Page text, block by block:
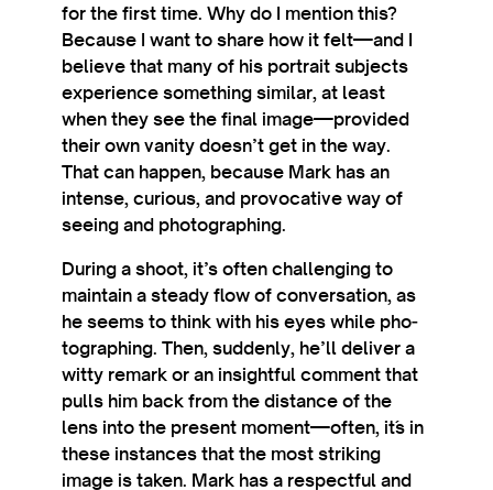
for the first time. Why do I men­tion this?
Because I want to share how it felt—and I
believe that many of his por­trait sub­jects
exper­i­ence some­thing sim­il­ar, at least
when they see the final image—provided
their own van­ity doesn’t get in the way.
That can hap­pen, because Mark has an
intense, curi­ous, and pro­voc­at­ive way of
see­ing and photographing.
Dur­ing a shoot, it’s often chal­len­ging to
main­tain a steady flow of con­ver­sa­tion, as
he seems to think with his eyes while pho­
to­graph­ing. Then, sud­denly, he’ll deliv­er a
witty remark or an insight­ful com­ment that
pulls him back from the dis­tance of the
lens into the present moment—often, it´s in
these instances that the most strik­ing
image is taken. Mark has a respect­ful and